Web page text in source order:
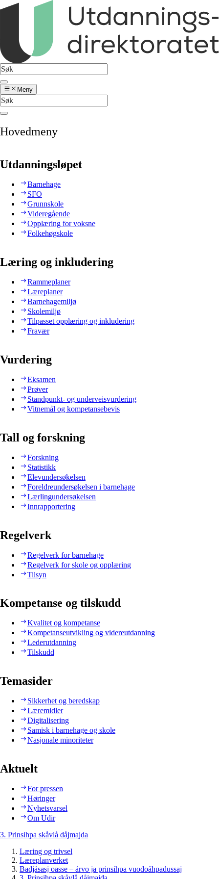
Meny
Hovedmeny
Utdanningsløpet
Barnehage
SFO
Grunnskole
Videregående
Opplæring for voksne
Folkehøgskole
Læring og inkludering
Rammeplaner
Læreplaner
Barnehagemiljø
Skolemiljø
Tilpasset opplæring og inkludering
Fravær
Vurdering
Eksamen
Prøver
Standpunkt- og underveisvurdering
Vitnemål og kompetansebevis
Tall og forskning
Forskning
Statistikk
Elevundersøkelsen
Foreldreundersøkelsen i barnehage
Lærlingundersøkelsen
Innrapportering
Regelverk
Regelverk for barnehage
Regelverk for skole og opplæring
Tilsyn
Kompetanse og tilskudd
Kvalitet og kompetanse
Kompetanseutvikling og videreutdanning
Lederutdanning
Tilskudd
Temasider
Sikkerhet og beredskap
Læremidler
Digitalisering
Samisk i barnehage og skole
Nasjonale minoriteter
Aktuelt
For pressen
Høringer
Nyhetsvarsel
Om Udir
3. Prinsihpa skåvlå dåjmajda
Læring og trivsel
Læreplanverket
Badjásasj oasse – árvo ja prinsihpa vuodoåhpadussaj